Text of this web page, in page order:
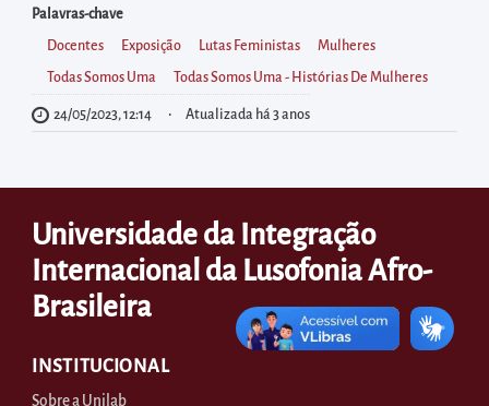
para
realizar
buscas
internas
Acessar
informações
postas
no
Palavras-chave
Docentes Exposição Lutas Feministas Mulheres
Todas Somos Uma Todas Somos Uma - Histórias De Mulheres
24/05/2023, 12:14 Atualizada há 3 anos
Universidade da Integração
Internacional da Lusofonia Afro-
Brasileira
INSTITUCIONAL
Sobre a Unilab